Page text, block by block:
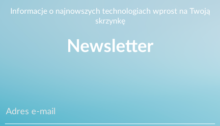
Informacje o najnowszych technologiach wprost na Twoją
skrzynkę
Newsletter